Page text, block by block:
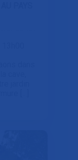
PAYS
dans
cave,
jardin
[...]